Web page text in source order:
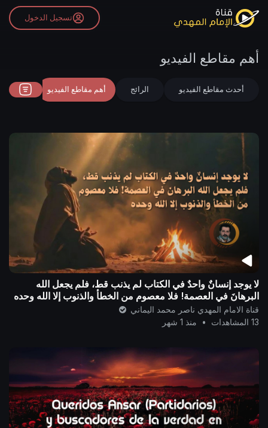
تسجيل الدخول
أهم مقاطع الفيديو
أحدث مقاطع الفيديو الرائج أهم مقاطع الفيديو
لا يوجد إنسانٌ واحدٌ في الكتاب لم يذنب قط، فلم يجعل الله
البرهانَ في العصمة! فلا معصوم من الخطأ والذنوب إلا الله وحده
..
قناة الامام المهدي ناصر محمد اليماني
13 المشاهدات
• منذ 1 شهر